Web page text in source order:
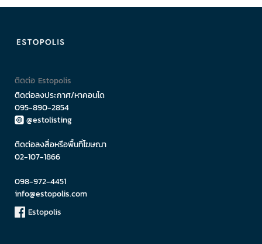
ติดต่อ Estopolis
ติดต่อลงประกาศ/หาคอนโด
095-890-2854
@estolisting
ติดต่อลงสื่อหรือพื้นที่โฆษณา
02-107-1866
098-972-4451
info@estopolis.com
Estopolis